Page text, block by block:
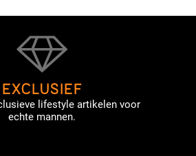
EXCLUSIEF
lifestyle artikelen voor
echte mannen.